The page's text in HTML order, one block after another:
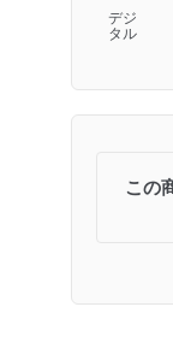
デジ
タル
この